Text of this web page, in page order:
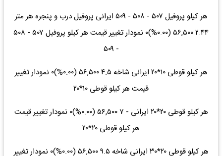
هر کیلو پروفیل ۵۰۷ - ۵۰۸ - ۵۰۹ ایرانی پروفیل درب و پنجره هر متر
۲.۴۴ ۵۶,۵۰۰ (۰.۰۰%)۰ نمودار تغییر قیمت هر کیلو پروفیل ۵۰۷ - ۵۰۸
- ۵۰۹
هر کیلو قوطی ۱۰*۲۰ ایرانی شاخه ۴.۵ ۵۶,۵۰۰ (۰.۰۰%)۰ نمودار تغییر
قیمت هر کیلو قوطی ۱۰*۲۰
هر کیلو قوطی ۲۰*۲۰ ایرانی - ۷ ۵۶,۵۰۰ (۰.۰۰%)۰ نمودار تغییر قیمت
هر کیلو قوطی ۲۰*۲۰
هر کیلو قوطی ۲۰*۳۰ ایرانی شاخه ۹.۵ ۵۶,۵۰۰ (۰.۰۰%)۰ نمودار تغییر